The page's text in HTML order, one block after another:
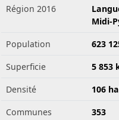
Région 2016
Midi-
Population
623
Superficie
5 853
Densité
106
Communes
353